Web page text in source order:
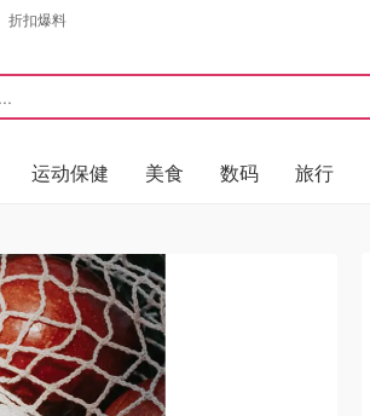
折扣爆料
运动保健 美食 数码 旅行